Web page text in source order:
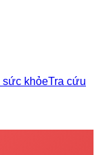
sức khỏeTra cứu